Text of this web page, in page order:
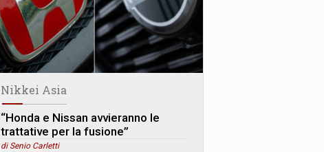
Nikkei Asia
“Honda e Nissan avvieranno le
trattative per la fusione”
di Senio Carletti